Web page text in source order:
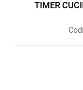
TIMER